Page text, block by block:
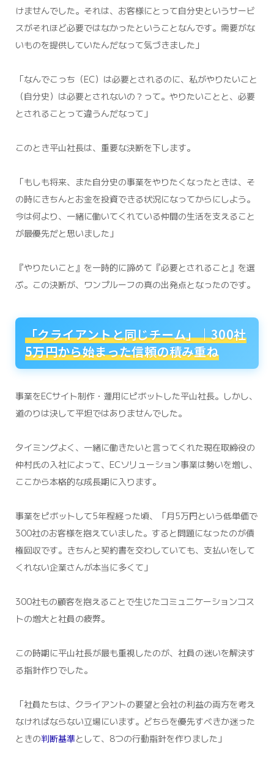
けませんでした。それは、お客様にとって自分史というサービ
スがそれほど必要ではなかったということなんです。需要がな
いものを提供していたんだなって気づきました」
「なんでこっち（EC）は必要とされるのに、私がやりたいこと
（自分史）は必要とされないの？って。やりたいことと、必要
とされることって違うんだなって」
このとき平山社長は、重要な決断を下します。
「もしも将来、また自分史の事業をやりたくなったときは、そ
の時にきちんとお金を投資できる状況になってからにしよう。
今は何より、一緒に働いてくれている仲間の生活を支えること
が最優先だと思いました」
『やりたいこと』を一時的に諦めて『必要とされること』を選
ぶ。この決断が、ワンプルーフの真の出発点となったのです。
「クライアントと同じチーム」｜300社
5万円から始まった信頼の積み重ね
事業をECサイト制作・運用にピボットした平山社長。しかし、
道のりは決して平坦ではありませんでした。
タイミングよく、一緒に働きたいと言ってくれた現在取締役の
仲村氏の入社によって、ECソリューション事業は勢いを増し、
ここから本格的な成長期に入ります。
事業をピボットして5年程経った頃、「月5万円という低単価で
300社のお客様を抱えていました。すると問題になったのが債
権回収です。きちんと契約書を交わしていても、支払いをして
くれない企業さんが本当に多くて」
300社もの顧客を抱えることで生じたコミュニケーションコス
トの増大と社員の疲弊。
この時期に平山社長が最も重視したのが、社員の迷いを解決す
る指針作りでした。
「社員たちは、クライアントの要望と会社の利益の両方を考え
なければならない立場にいます。どちらを優先すべきか迷った
ときの判断基準として、8つの行動指針を作りました」